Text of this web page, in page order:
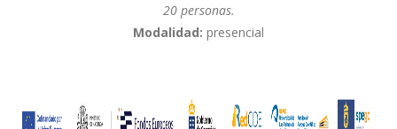
20 personas.
Modalidad: presencial